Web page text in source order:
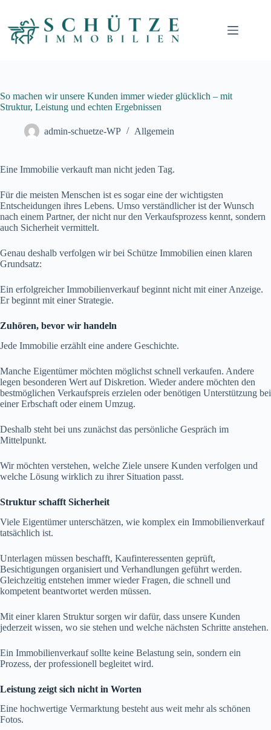
So machen wir unsere Kunden immer wieder glücklich – mit
Struktur, Leistung und echten Ergebnissen
admin-schuetze-WP Allgemein
Eine Immobilie verkauft man nicht jeden Tag.
Für die meisten Menschen ist es sogar eine der wichtigsten
Entscheidungen ihres Lebens. Umso verständlicher ist der Wunsch
nach einem Partner, der nicht nur den Verkaufsprozess kennt, sondern
auch Sicherheit vermittelt.
Genau deshalb verfolgen wir bei Schütze Immobilien einen klaren
Grundsatz:
Ein erfolgreicher Immobilienverkauf beginnt nicht mit einer Anzeige.
Er beginnt mit einer Strategie.
Zuhören, bevor wir handeln
Jede Immobilie erzählt eine andere Geschichte.
Manche Eigentümer möchten möglichst schnell verkaufen. Andere
legen besonderen Wert auf Diskretion. Wieder andere möchten den
bestmöglichen Verkaufspreis erzielen oder benötigen Unterstützung bei
einer Erbschaft oder einem Umzug.
Deshalb steht bei uns zunächst das persönliche Gespräch im
Mittelpunkt.
Wir möchten verstehen, welche Ziele unsere Kunden verfolgen und
welche Lösung wirklich zu ihrer Situation passt.
Struktur schafft Sicherheit
Viele Eigentümer unterschätzen, wie komplex ein Immobilienverkauf
tatsächlich ist.
Unterlagen müssen beschafft, Kaufinteressenten geprüft,
Besichtigungen organisiert und Verhandlungen geführt werden.
Gleichzeitig entstehen immer wieder Fragen, die schnell und
kompetent beantwortet werden müssen.
Mit einer klaren Struktur sorgen wir dafür, dass unsere Kunden
jederzeit wissen, wo sie stehen und welche nächsten Schritte anstehen.
Ein Immobilienverkauf sollte keine Belastung sein, sondern ein
Prozess, der professionell begleitet wird.
Leistung zeigt sich nicht in Worten
Eine hochwertige Vermarktung besteht aus weit mehr als schönen
Fotos.